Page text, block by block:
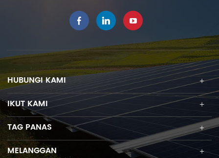
HUBUNGI KAMI
IKUT KAMI
TAG PANAS
MELANGGAN